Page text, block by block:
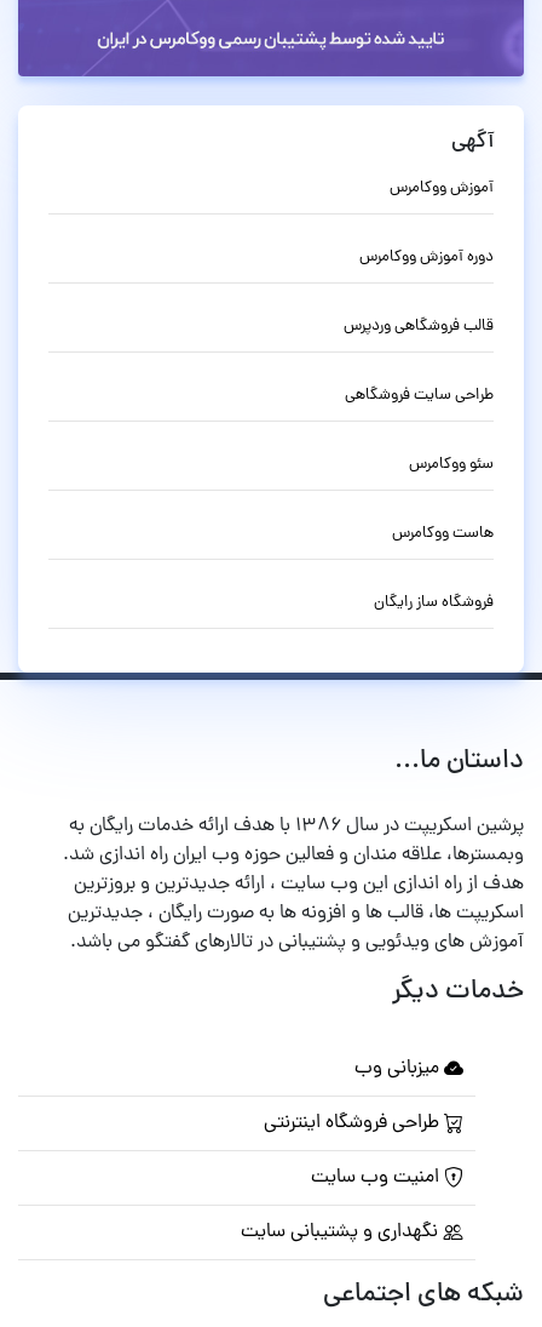
آگهی
آموزش ووکامرس
دوره آموزش ووکامرس
قالب فروشگاهی وردپرس
طراحی سایت فروشگاهی
سئو ووکامرس
هاست ووکامرس
فروشگاه ساز رایگان
داستان ما...
پرشین اسکریپت در سال ۱۳۸۶ با هدف ارائه خدمات رایگان به
وبمسترها، علاقه مندان و فعالین حوزه وب ایران راه اندازی شد.
هدف از راه اندازی این وب سایت ، ارائه جدیدترین و بروزترین
اسکریپت ها، قالب ها و افزونه ها به صورت رایگان ، جدیدترین
آموزش های ویدئویی و پشتیبانی در تالارهای گفتگو می باشد.
خدمات دیگر
میزبانی وب
طراحی فروشگاه اینترنتی
امنیت وب سایت
نگهداری و پشتیبانی سایت
شبکه های اجتماعی